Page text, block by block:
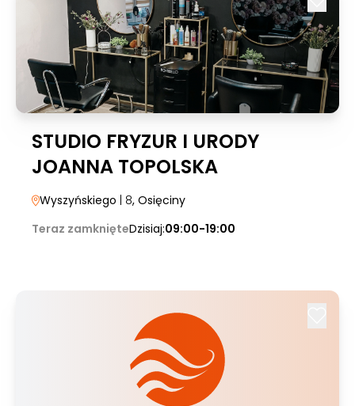
STUDIO FRYZUR I URODY
JOANNA TOPOLSKA
Wyszyńskiego | 8, Osięciny
Teraz zamknięteDzisiaj:09:00-19:00